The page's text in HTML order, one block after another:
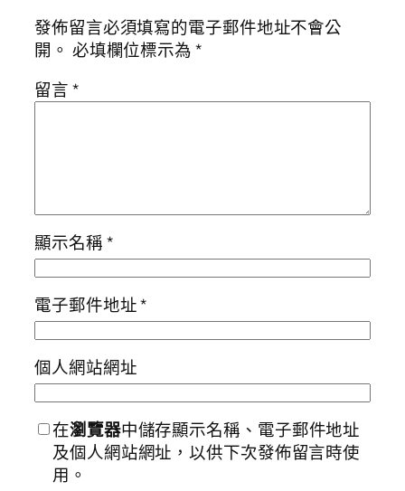
發佈留言必須填寫的電子郵件地址不會公
開。 必填欄位標示為*
留言*
顯示名稱*
電子郵件地址*
個人網站網址
在瀏覽器中儲存顯示名稱、電子郵件地址
及個人網站網址，以供下次發佈留言時使
用。